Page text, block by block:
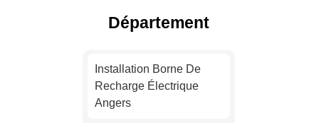
Toulouse
Département
Installation Borne De
Recharge Électrique
Angers